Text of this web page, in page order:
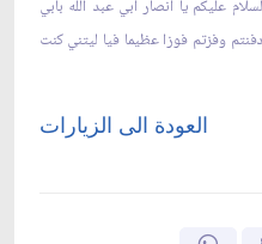
عليكم يا أنصار أبي عبد الله بابي
وفزتم فوزا عظيما فيا ليتني كنت
العودة الى الزيارات